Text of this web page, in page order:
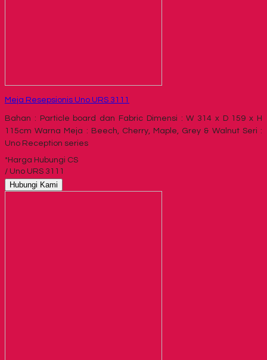
Meja Resepsionis Uno URS 3111
Bahan : Particle board dan Fabric Dimensi : W 314 x D 159 x H
115cm Warna Meja : Beech, Cherry, Maple, Grey & Walnut Seri :
Uno Reception series
*Harga Hubungi CS
/ Uno URS 3111
Hubungi Kami